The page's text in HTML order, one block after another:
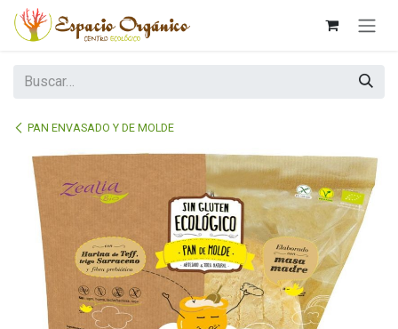
Ir al contenido
PAN ENVASADO Y DE MOLDE